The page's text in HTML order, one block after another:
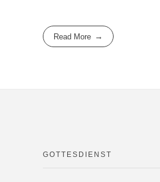
e
b
er
Read More
GOTTESDIENST